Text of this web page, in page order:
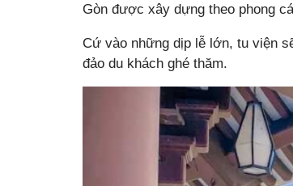
Gòn được xây dựng theo phong
Cứ vào những dịp lễ lớn, tu viện
đảo du khách ghé thăm.